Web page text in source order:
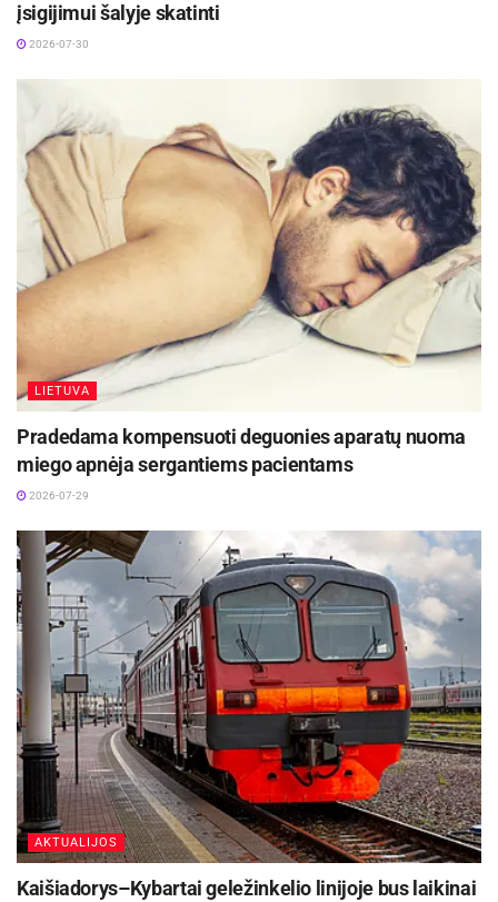
įsigijimui šalyje skatinti
2026-07-30
LIETUVA
Pradedama kompensuoti deguonies aparatų nuoma
miego apnėja sergantiems pacientams
2026-07-29
AKTUALIJOS
Kaišiadorys–Kybartai geležinkelio linijoje bus laikinai